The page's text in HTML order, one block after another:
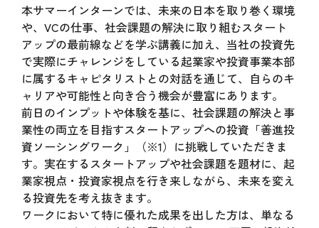
本サマーインターンでは、未来の日本を取り巻く環境
や、VCの仕事、社会課題の解決に取り組むスタート
アップの最前線などを学ぶ講義に加え、当社の投資先
で実際にチャレンジをしている起業家や投資事業本部
に属するキャピタリストとの対話を通じて、自らのキ
ャリアや可能性と向き合う機会が豊富にあります。
前日のインプットや体験を基に、社会課題の解決と事
業性の両立を目指すスタートアップへの投資「善進投
資ソーシングワーク」（※1）に挑戦していただきま
す。実在するスタートアップや社会課題を題材に、起
業家視点・投資家視点を行き来しながら、未来を変え
る投資先を考え抜きます。
ワークにおいて特に優れた成果を出した方は、単なる